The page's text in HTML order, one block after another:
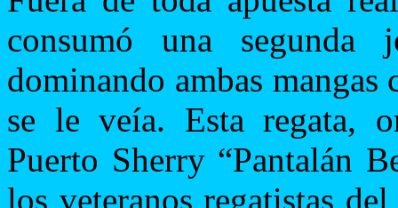
consumó una segunda
dominando ambas
se le veía. Esta regata,
Puerto Sherry “Pantalán
los veteranos regatistas